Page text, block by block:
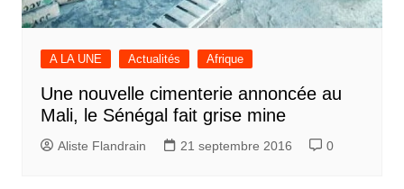
A LA UNE Actualités Afrique
Une nouvelle cimenterie annoncée au
Mali, le Sénégal fait grise mine
Aliste Flandrain 21 septembre 2016 0